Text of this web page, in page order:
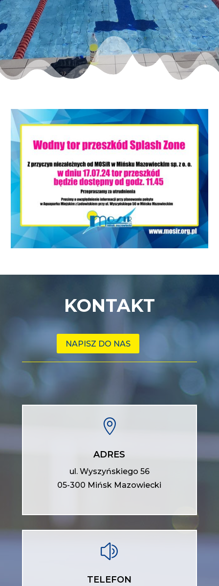
KONTAKT
NAPISZ DO NAS

ADRES
ul. Wyszyńskiego 56
05-300 Mińsk Mazowiecki
z
TELEFON